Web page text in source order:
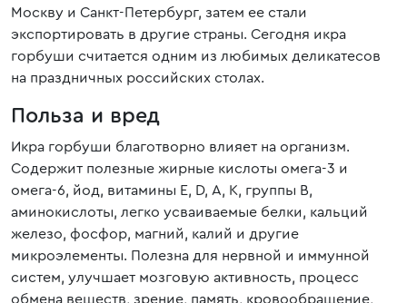
Москву и Санкт-Петербург, затем ее стали
экспортировать в другие страны. Сегодня икра
горбуши считается одним из любимых деликатесов
на праздничных российских столах.
Польза и вред
Икра горбуши благотворно влияет на организм.
Содержит полезные жирные кислоты омега-3 и
омега-6, йод, витамины Е, D, А, К, группы В,
аминокислоты, легко усваиваемые белки, кальций
железо, фосфор, магний, калий и другие
микроэлементы. Полезна для нервной и иммунной
систем, улучшает мозговую активность, процесс
обмена веществ, зрение, память, кровообращение,